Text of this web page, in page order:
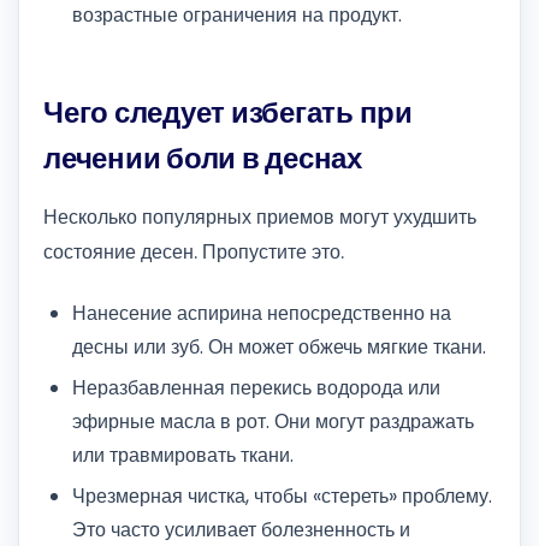
возрастные ограничения на продукт.
Чего следует избегать при
лечении боли в деснах
Несколько популярных приемов могут ухудшить
состояние десен. Пропустите это.
Нанесение аспирина непосредственно на
десны или зуб. Он может обжечь мягкие ткани.
Неразбавленная перекись водорода или
эфирные масла в рот. Они могут раздражать
или травмировать ткани.
Чрезмерная чистка, чтобы «стереть» проблему.
Это часто усиливает болезненность и